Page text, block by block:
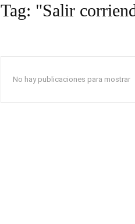
Tag: "Salir
No hay publicaciones para mostrar